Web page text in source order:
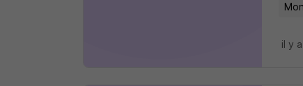
il y